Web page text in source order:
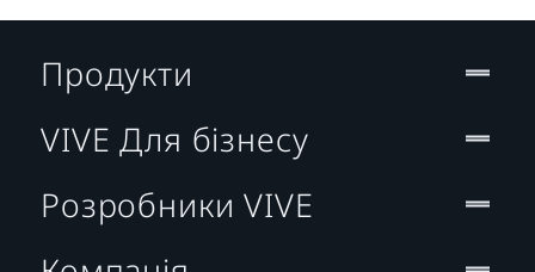
Продукти
VIVE Для бізнесу
Розробники VIVE